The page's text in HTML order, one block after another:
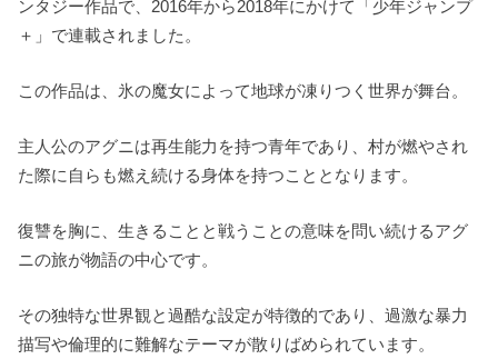
ンタジー作品で、2016年から2018年にかけて「少年ジャンプ
＋」で連載されました。
この作品は、氷の魔女によって地球が凍りつく世界が舞台。
主人公のアグニは再生能力を持つ青年であり、村が燃やされ
た際に自らも燃え続ける身体を持つこととなります。
復讐を胸に、生きることと戦うことの意味を問い続けるアグ
ニの旅が物語の中心です。
その独特な世界観と過酷な設定が特徴的であり、過激な暴力
描写や倫理的に難解なテーマが散りばめられています。